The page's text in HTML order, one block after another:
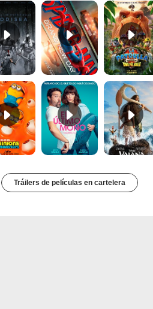
Minions & Monsters Tráiler (2) El último mono Tráiler Vaiana Tráiler (2)
Tráilers de películas en cartelera